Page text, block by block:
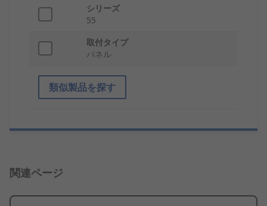
シリーズ
55
取付タイプ
パネル
類似製品を探す
関連ページ